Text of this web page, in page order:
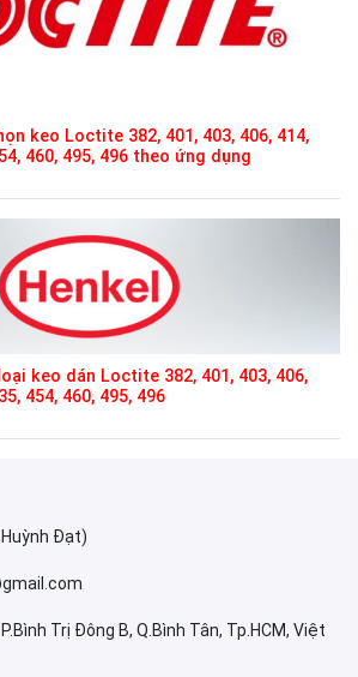
keo Loctite 382, 401, 403, 406, 414,
460, 495, 496 theo ứng dụng
keo dán Loctite 382, 401, 403, 406,
454, 460, 495, 496
Đạt)
Trị Đông B, Q.Bình Tân, Tp.HCM, Việt